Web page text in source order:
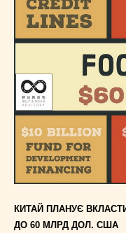
КИТАЙ ПЛАНУЄ
ДО 60 МЛРД ДОЛ. США